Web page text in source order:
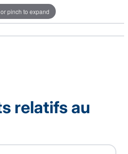
pinch to expand
relatifs au